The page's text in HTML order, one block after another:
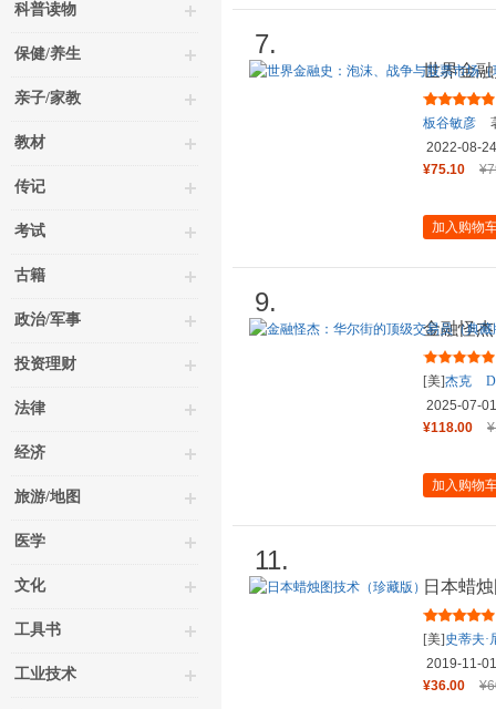
科普读物
保健/养生
亲子/家教
教材
传记
考试
古籍
政治/军事
投资理财
法律
经济
旅游/地图
医学
文化
工具书
工业技术
7.
世界金
藏版）
板谷敏彦
2022-08-24
¥75.10
加入购物
9.
金融怪
版） [美]
[美]杰克
2025-07-01
¥118.00
加入购物
11.
日本蜡
[美]史蒂夫·
2019-11-01
¥36.00